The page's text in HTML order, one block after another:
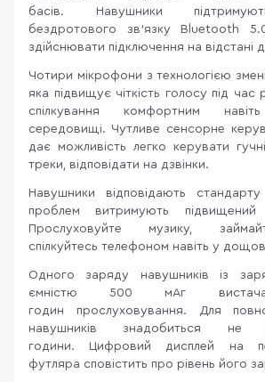
басів. Навушники
бездротового зв’язку Bluetooth
здійснювати підключення на відстані
Чотири мікрофони з технологією
яка підвищує чіткість голосу під
спілкування комфортним
середовищі. Чутливе сенсорне
дає можливість легко керувати
треки, відповідати на дзвінки.
Навушники відповідають
проблем витримують підвищений
Прослуховуйте музику,
спілкуйтесь телефоном навіть у
Одного заряду навушників із
ємністю 500 мАг
годин прослуховування. Для
навушників знадобиться не
години. Цифровий дисплей на
футляра сповістить про рівень його